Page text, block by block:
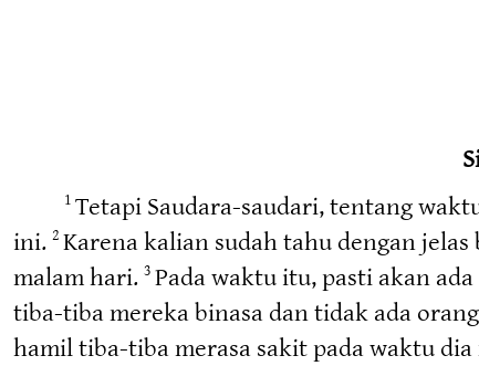
1 Tetapi Saudara-saudari, tentang
ini. 2 Karena kalian sudah tahu dengan
malam hari. 3 Pada waktu itu, pasti akan
tiba-tiba mereka binasa dan tidak ada
hamil tiba-tiba merasa sakit pada waktu